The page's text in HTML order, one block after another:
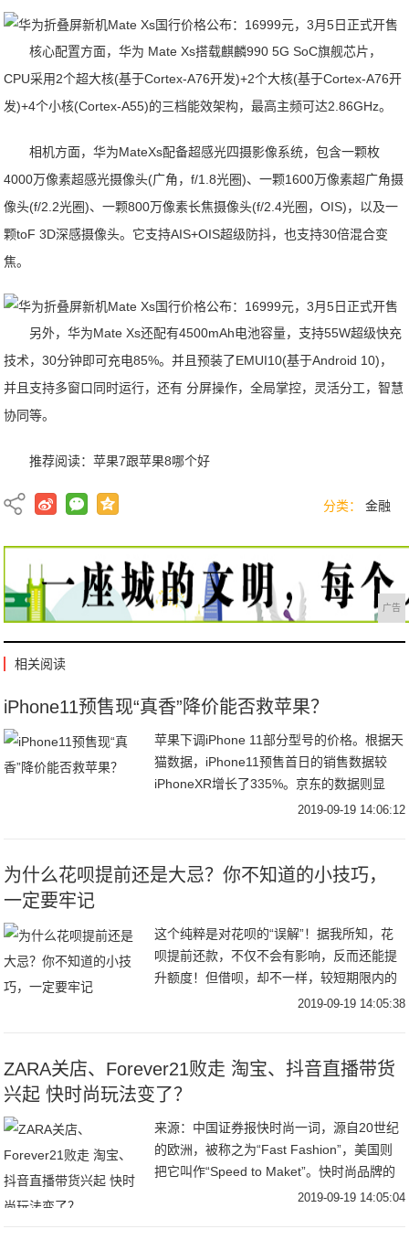
核心配置方面，华为 Mate Xs搭载麒麟990 5G SoC旗舰芯片，
CPU采用2个超大核(基于Cortex-A76开发)+2个大核(基于Cortex-A76开
发)+4个小核(Cortex-A55)的三档能效架构，最高主频可达2.86GHz。
相机方面，华为MateXs配备超感光四摄影像系统，包含一颗枚
4000万像素超感光摄像头(广角，f/1.8光圈)、一颗1600万像素超广角摄
像头(f/2.2光圈)、一颗800万像素长焦摄像头(f/2.4光圈，OIS)，以及一
颗toF 3D深感摄像头。它支持AIS+OIS超级防抖，也支持30倍混合变
焦。
另外，华为Mate Xs还配有4500mAh电池容量，支持55W超级快充
技术，30分钟即可充电85%。并且预装了EMUI10(基于Android 10)，
并且支持多窗口同时运行，还有 分屏操作，全局掌控，灵活分工，智慧
协同等。
推荐阅读：苹果7跟苹果8哪个好
分类： 金融
广告
相关阅读
iPhone11预售现“真香”降价能否救苹果？
苹果下调iPhone 11部分型号的价格。根据天
猫数据，iPhone11预售首日的销售数据较
iPhoneXR增长了335%。京东的数据则显
示，iPhone11预售销量同比增长480%。9月
2019-09-19 14:06:12
为什么花呗提前还是大忌？你不知道的小技巧，
一定要牢记
这个纯粹是对花呗的“误解”！据我所知，花
呗提前还款，不仅不会有影响，反而还能提
升额度！但借呗，却不一样，较短期限内的
频繁借贷，的确有可能会被降额、甚至被关
2019-09-19 14:05:38
ZARA关店、Forever21败走 淘宝、抖音直播带货
兴起 快时尚玩法变了？
来源：中国证券报快时尚一词，源自20世纪
的欧洲，被称之为“Fast Fashion”，美国则
把它叫作“Speed to Maket”。快时尚品牌的
核心三大特质：上货时间快、价格亲民与紧
2019-09-19 14:05:04